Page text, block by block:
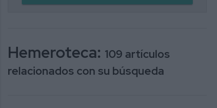
Hemeroteca: 109 artículos
relacionados con su búsqueda